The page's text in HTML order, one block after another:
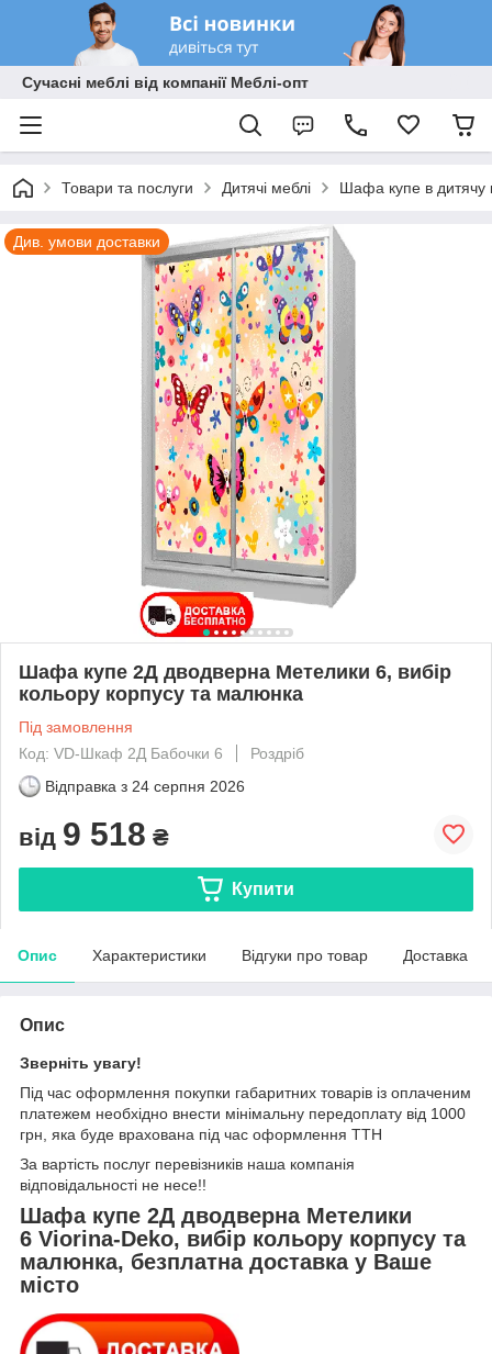
Сучасні меблі від компанії Меблі-опт
Товари та послуги Дитячі меблі Шафа купе в дитячу
Див. умови доставки
Шафа купе 2Д дводверна Метелики 6, вибір
кольору корпусу та малюнка
Під замовлення
Код: VD-Шкаф 2Д Бабочки 6
Роздріб
Відправка з 24 серпня 2026
від 9 518 ₴
Купити
Опис Характеристики Відгуки про товар Доставка
Опис
Зверніть увагу!
Під час оформлення покупки габаритних товарів із оплаченим
платежем необхідно внести мінімальну передоплату від 1000
грн, яка буде врахована під час оформлення ТТН
За вартість послуг перевізників наша компанія
відповідальності не несе!!
Шафа купе 2Д дводверна Метелики
6 Viorina-Deko, вибір кольору корпусу та
малюнка, безплатна доставка у Ваше
місто